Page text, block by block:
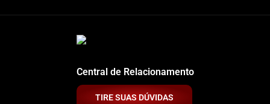
Central de Relacionamento
TIRE SUAS DÚVIDAS